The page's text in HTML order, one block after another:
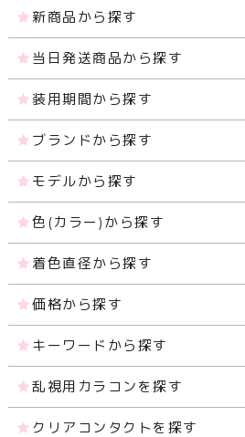
新商品から探す
当日発送商品から探す
装用期間から探す
ブランドから探す
モデルから探す
色(カラー)から探す
着色直径から探す
価格から探す
キーワードから探す
乱視用カラコンを探す
クリアコンタクトを探す